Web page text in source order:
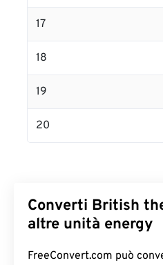
17
18
19
20
Converti British
altre unità energy
FreeConvert.com può